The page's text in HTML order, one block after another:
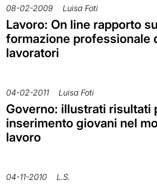
08-02-2009 Luisa Foti
Lavoro: On line rapporto
formazione professionale
lavoratori
04-02-2011 Luisa Foti
Governo: illustrati risultati
inserimento giovani nel
lavoro
04-11-2010 L.S.